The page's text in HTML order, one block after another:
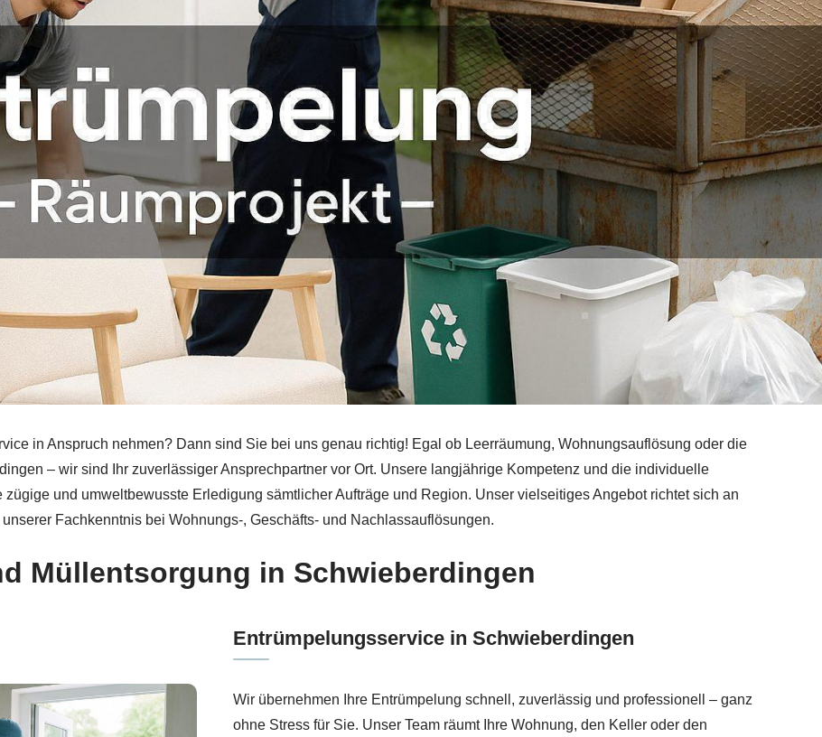
bei 🏡RäumProjekt oder ↗️Haushaltsauflösung, Wohnungsauflösung, Entrümpelungsfirma, Messie Wohnung
in Anspruch nehmen? Dann sind Sie bei uns genau richtig! Egal ob Leerräumung, Wohnungsauflösung oder die
– wir sind Ihr zuverlässiger Ansprechpartner vor Ort. Unsere langjährige Kompetenz und die individuelle
und umweltbewusste Erledigung sämtlicher Aufträge und Region. Unser vielseitiges Angebot richtet sich an
Fachkenntnis bei Wohnungs-, Geschäfts- und Nachlassauflösungen.
Müllentsorgung in Schwieberdingen
Entrümpelungsservice in Schwieberdingen
Wir übernehmen Ihre Entrümpelung schnell, zuverlässig und professionell – ganz
ohne Stress für Sie. Unser Team räumt Ihre Wohnung, den Keller oder den